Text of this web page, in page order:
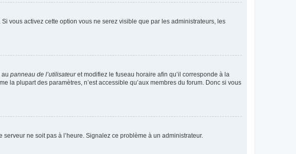
. Si vous activez cette option vous ne serez visible que par les administrateurs, les
au panneau de l’utilisateuret modifiez le fuseau horaire afin qu’il corresponde à la
la plupart des paramètres, n’est accessible qu’aux membres du forum. Donc si vous
ne soit pas à l’heure. Signalez ce problème à un administrateur.